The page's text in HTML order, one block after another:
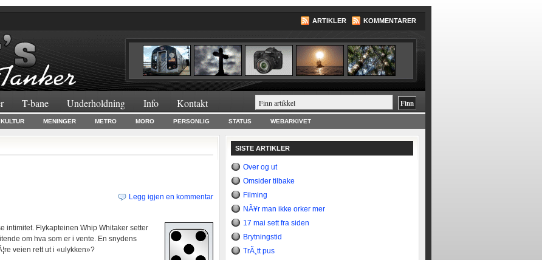
ARTIKLER KOMMENTARER
T-bane Underholdning Info Kontakt
KULTUR MENINGER METRO MORO PERSONLIG STATUS WEBARKIVET
Legg igjen en kommentar
intimitet. Flykapteinen Whip Whitaker setter
om hva som er i vente. En snydens
veien rett ut i «ulykken»?
SISTE ARTIKLER
Over og ut
Omsider tilbake
Filming
NÃ¥r man ikke orker mer
17 mai sett fra siden
Brytningstid
TrÃ¸tt pus